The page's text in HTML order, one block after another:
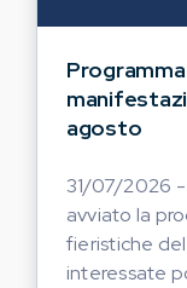
agosto
31/07/2026 -
avviato la
fieristiche
interessate